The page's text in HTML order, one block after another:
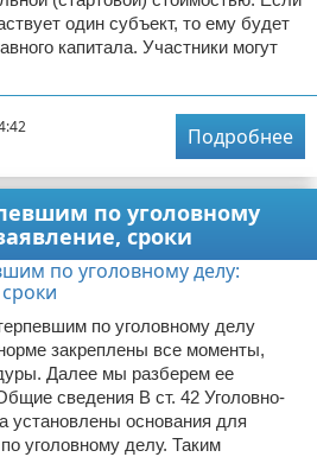
один субъект, то ему будет
капитала. Участники могут
Подробнее
по уголовному
сроки
по уголовному делу
закреплены все моменты,
Далее мы разберем ее
сведения В ст. 42 Уголовно-
установлены основания для
уголовному делу. Таким